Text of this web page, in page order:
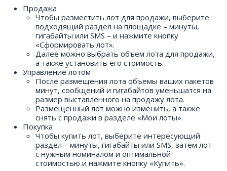
Продажа
Чтобы разместить лот для продажи, выберите
подходящий раздел на площадке – минуты,
гигабайты или SMS – и нажмите кнопку
«Сформировать лот».
Далее можно выбрать объем лота для продажи,
а также установить его стоимость.
Управление лотом
После размещения лота объемы ваших пакетов
минут, сообщений и гигабайтов уменьшатся на
размер выставленного на продажу лота.
Размещенный лот можно изменить, а также
снять с продажи в разделе «Мои лоты».
Покупка
Чтобы купить лот, выберите интересующий
раздел – минуты, гигабайты или SMS, затем лот
с нужным номиналом и оптимальной
стоимостью и нажмите кнопку «Купить».